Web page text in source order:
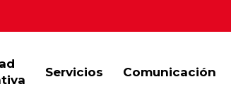
Servicios Comunicación